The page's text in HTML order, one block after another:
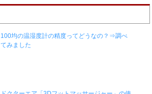
100均の温湿度計の精度ってどうなの？⇒調べ
てみました